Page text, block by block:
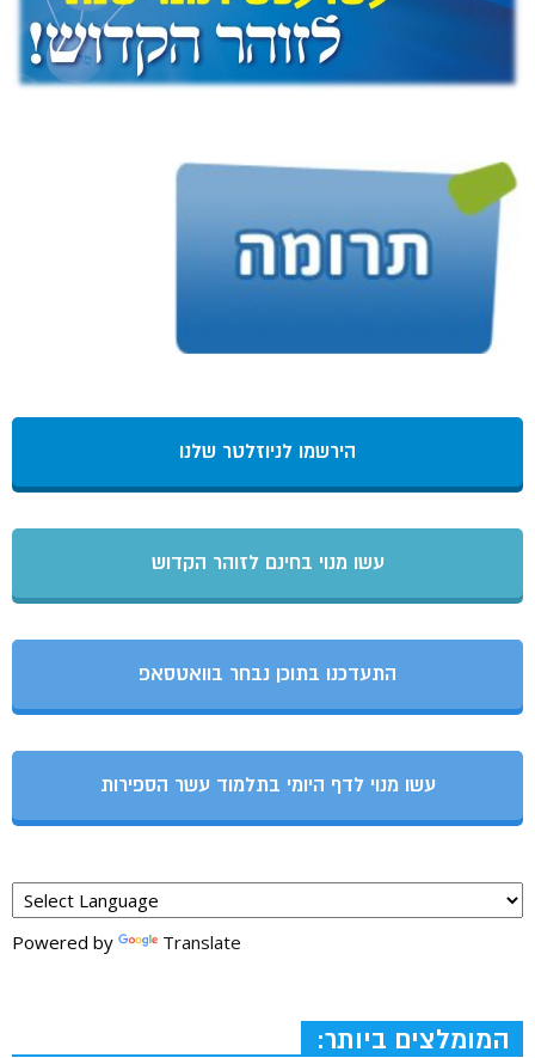
הירשמו לניוזלטר שלנו
עשו מנוי בחינם לזוהר הקדוש
התעדכנו בתוכן נבחר בוואטסאפ
עשו מנוי לדף היומי בתלמוד עשר הספירות
Powered by Translate
המומלצים ביותר: